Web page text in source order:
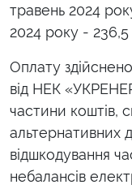
травень 2024
2024 року - 236,5
Оплату
від НЕК
частини коштів,
альтернативних
відшкодування
небалансів